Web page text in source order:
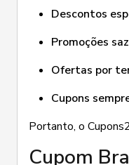
Descontos
Promoções
Ofertas por
Cupons
Portanto, o
Cupom